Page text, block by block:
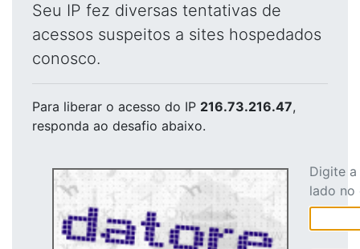
Seu IP fez diversas tentativas de
acessos suspeitos a sites hospedados
conosco.
Para liberar o acesso do IP 216.73.216.47,
responda ao desafio abaixo.
Digite
lado no